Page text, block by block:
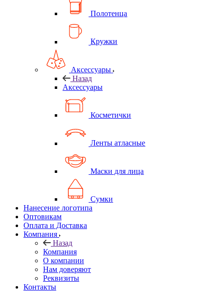
Полотенца
Кружки
Аксессуары
Назад
Аксессуары
Косметички
Ленты атласные
Маски для лица
Сумки
Нанесение логотипа
Оптовикам
Оплата и Доставка
Компания
Назад
Компания
О компании
Нам доверяют
Реквизиты
Контакты